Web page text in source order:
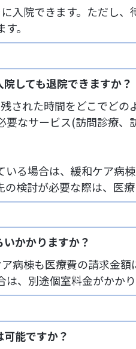
入院できます。ただし
。
しても退院できますか？
された時間をどこでど
要なサービス(訪問診療
いる場合は、緩和ケア病
検討が必要な際は、医
かかりますか？
病棟も医療費の請求金額
は、別途個室料金がかか
能ですか？